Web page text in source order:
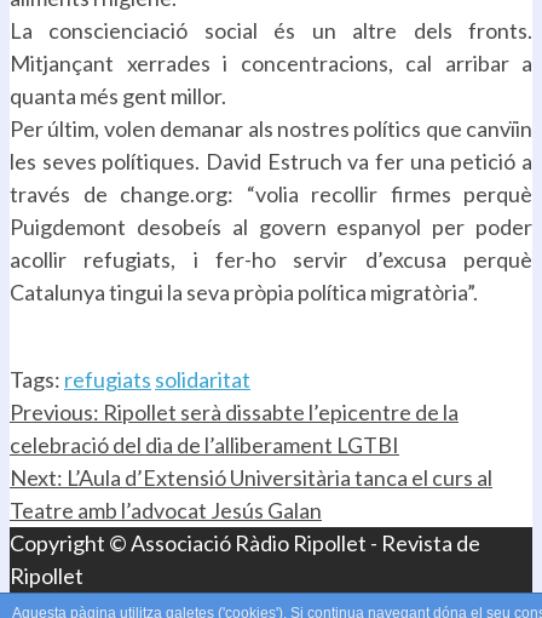
La conscienciació social és un altre dels fronts.
Mitjançant xerrades i concentracions, cal arribar a
quanta més gent millor.
Per últim, volen demanar als nostres polítics que canvïin
les seves polítiques. David Estruch va fer una petició a
través de change.org: “volia recollir firmes perquè
Puigdemont desobeís al govern espanyol per poder
acollir refugiats, i fer-ho servir d’excusa perquè
Catalunya tingui la seva pròpia política migratòria”.
Tags: refugiats solidaritat
Continue
Reading
Previous: Ripollet serà dissabte l’epicentre de la
celebració del dia de l’alliberament LGTBI
Next: L’Aula d’Extensió Universitària tanca el curs al
Teatre amb l’advocat Jesús Galan
Copyright © Associació Ràdio Ripollet - Revista de
Ripollet
Aquesta pàgina utilitza galetes ('cookies'). Si continua navegant dóna el seu